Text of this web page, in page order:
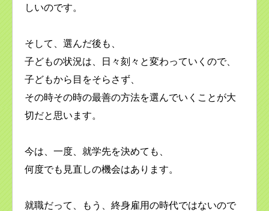
しいのです。
そして、選んだ後も、
子どもの状況は、日々刻々と変わっていくので、
子どもから目をそらさず、
その時その時の最善の方法を選んでいくことが大
切だと思います。
今は、一度、就学先を決めても、
何度でも見直しの機会はあります。
就職だって、もう、終身雇用の時代ではないので